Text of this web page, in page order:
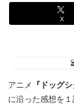
X
アニメ 『ドッグシ
に沿った感想を